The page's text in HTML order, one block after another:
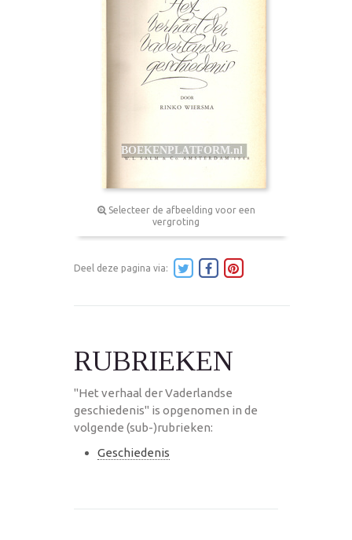
Selecteer de afbeelding voor een
vergroting
Deel deze pagina via:
RUBRIEKEN
"Het verhaal der Vaderlandse
geschiedenis" is opgenomen in de
volgende (sub-)rubrieken:
Geschiedenis